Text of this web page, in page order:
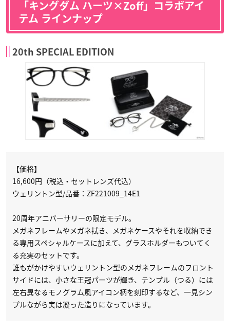
「キングダム ハーツ×Zoff」コラボアイ
テム ラインナップ
20th SPECIAL EDITION
【価格】
16,600円（税込・セットレンズ代込）
ウェリントン型/品番：ZF221009_14E1
20周年アニバーサリーの限定モデル。
メガネフレームやメガネ拭き、メガネケースやそれを収納でき
る専用スペシャルケースに加えて、グラスホルダーもついてく
る充実のセットです。
誰もがかけやすいウェリントン型のメガネフレームのフロント
サイドには、小さな王冠パーツが輝き、テンプル（つる）には
左右異なるモノグラム風アイコン柄を刻印するなど、一見シン
プルながら実は凝った造りになっています。